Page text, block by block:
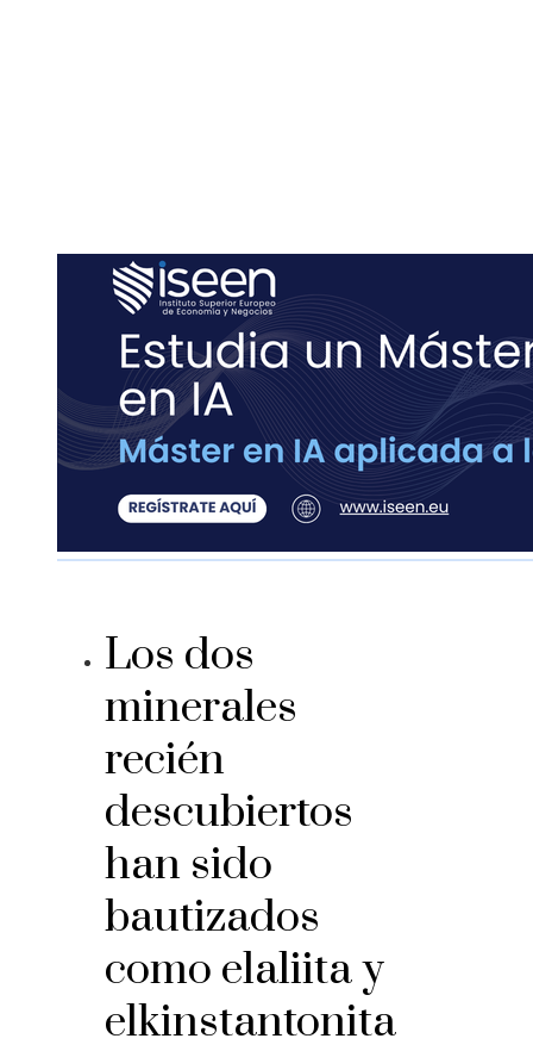
Los dos
minerales
recién
descubiertos
han sido
bautizados
como elaliita y
elkinstantonita